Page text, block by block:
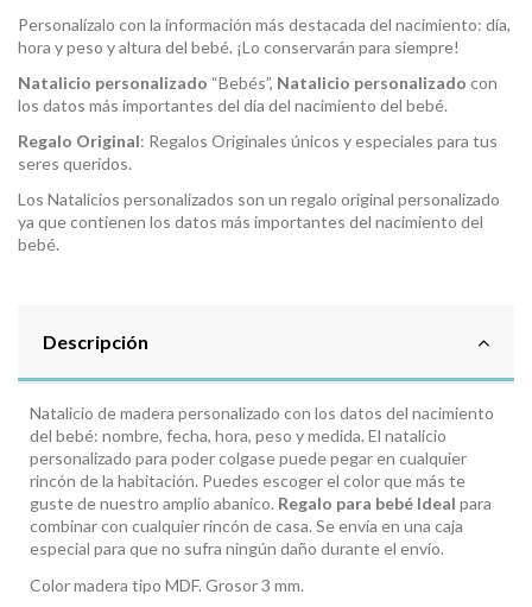
Personalízalo con la información más destacada del nacimiento: día,
hora y peso y altura del bebé. ¡Lo conservarán para siempre!
Natalicio personalizado “Bebés”, Natalicio personalizado con
los datos más importantes del día del nacimiento del bebé.
Regalo Original: Regalos Originales únicos y especiales para tus
seres queridos.
Los Natalicios personalizados son un regalo original personalizado
ya que contienen los datos más importantes del nacimiento del
bebé.
Descripción
Natalicio de madera personalizado con los datos del nacimiento
del bebé: nombre, fecha, hora, peso y medida. El natalicio
personalizado para poder colgase puede pegar en cualquier
rincón de la habitación. Puedes escoger el color que más te
guste de nuestro amplio abanico. Regalo para bebé Ideal para
combinar con cualquier rincón de casa. Se envía en una caja
especial para que no sufra ningún daño durante el envío.
Color madera tipo MDF. Grosor 3 mm.